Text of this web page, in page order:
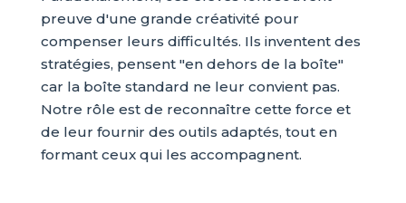
preuve d'une grande créativité pour
compenser leurs difficultés. Ils inventent des
stratégies, pensent "en dehors de la boîte"
car la boîte standard ne leur convient pas.
Notre rôle est de reconnaître cette force et
de leur fournir des outils adaptés, tout en
formant ceux qui les accompagnent.